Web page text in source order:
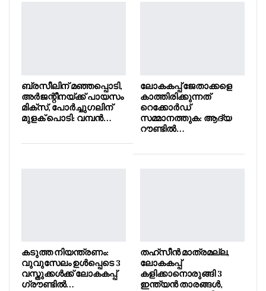
ബ്രസീലിന് മഞ്ഞപ്പൊടി,
അർജന്റീനയ്ക്ക് പായസം
മിക്സ്, പോർച്ചുഗലിന്
മുളക് പൊടി: വമ്പൻ…
ലോകകപ്പ് ജേതാക്കളെ
കാത്തിരിക്കുന്നത്
റെക്കോർഡ്
സമ്മാനത്തുക: ആദ്യ
റൗണ്ടിൽ…
കടുത്ത നിയന്ത്രണം:
വുവുസേലം ഉൾപ്പെടെ 3
വസ്തുക്കൾക്ക് ലോകകപ്പ്
ഗ്രൗണ്ടിൽ…
തഹ്സീൻ മാത്രമല്ല,
ലോകകപ്പ്
കളിക്കാനൊരുങ്ങി 3
ഇന്ത്യൻ താരങ്ങൾ,